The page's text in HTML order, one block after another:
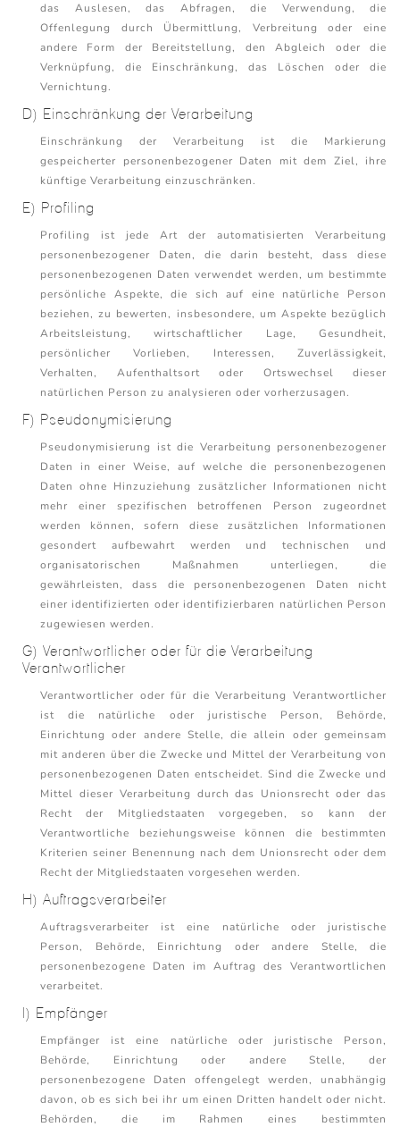
das Auslesen, das Abfragen, die Verwendung, die
Offenlegung durch Übermittlung, Verbreitung oder eine
andere Form der Bereitstellung, den Abgleich oder die
Verknüpfung, die Einschränkung, das Löschen oder die
Vernichtung.
D) Einschränkung der Verarbeitung
Einschränkung der Verarbeitung ist die Markierung
gespeicherter personenbezogener Daten mit dem Ziel, ihre
künftige Verarbeitung einzuschränken.
E) Profiling
Profiling ist jede Art der automatisierten Verarbeitung
personenbezogener Daten, die darin besteht, dass diese
personenbezogenen Daten verwendet werden, um bestimmte
persönliche Aspekte, die sich auf eine natürliche Person
beziehen, zu bewerten, insbesondere, um Aspekte bezüglich
Arbeitsleistung, wirtschaftlicher Lage, Gesundheit,
persönlicher Vorlieben, Interessen, Zuverlässigkeit,
Verhalten, Aufenthaltsort oder Ortswechsel dieser
natürlichen Person zu analysieren oder vorherzusagen.
F) Pseudonymisierung
Pseudonymisierung ist die Verarbeitung personenbezogener
Daten in einer Weise, auf welche die personenbezogenen
Daten ohne Hinzuziehung zusätzlicher Informationen nicht
mehr einer spezifischen betroffenen Person zugeordnet
werden können, sofern diese zusätzlichen Informationen
gesondert aufbewahrt werden und technischen und
organisatorischen Maßnahmen unterliegen, die
gewährleisten, dass die personenbezogenen Daten nicht
einer identifizierten oder identifizierbaren natürlichen Person
zugewiesen werden.
G) Verantwortlicher oder für die Verarbeitung
Verantwortlicher
Verantwortlicher oder für die Verarbeitung Verantwortlicher
ist die natürliche oder juristische Person, Behörde,
Einrichtung oder andere Stelle, die allein oder gemeinsam
mit anderen über die Zwecke und Mittel der Verarbeitung von
personenbezogenen Daten entscheidet. Sind die Zwecke und
Mittel dieser Verarbeitung durch das Unionsrecht oder das
Recht der Mitgliedstaaten vorgegeben, so kann der
Verantwortliche beziehungsweise können die bestimmten
Kriterien seiner Benennung nach dem Unionsrecht oder dem
Recht der Mitgliedstaaten vorgesehen werden.
H) Auftragsverarbeiter
Auftragsverarbeiter ist eine natürliche oder juristische
Person, Behörde, Einrichtung oder andere Stelle, die
personenbezogene Daten im Auftrag des Verantwortlichen
verarbeitet.
I) Empfänger
Empfänger ist eine natürliche oder juristische Person,
Behörde, Einrichtung oder andere Stelle, der
personenbezogene Daten offengelegt werden, unabhängig
davon, ob es sich bei ihr um einen Dritten handelt oder nicht.
Behörden, die im Rahmen eines bestimmten